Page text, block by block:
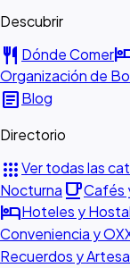
Descubrir
restaurant Dónde Comer
Organización de
articleBlog
Directorio
appsVer todas las
Nocturna local_cafeCafés
hotelHoteles y
Conveniencia y
Recuerdos y